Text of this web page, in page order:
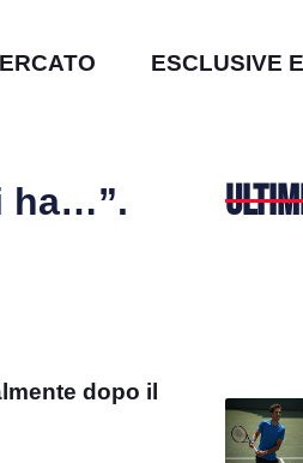
ESCLUSIVE
ha…”.
dopo il